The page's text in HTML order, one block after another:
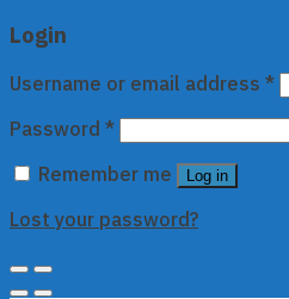
Login
Username or email address *
Password *
Remember me
Log in
Lost your password?